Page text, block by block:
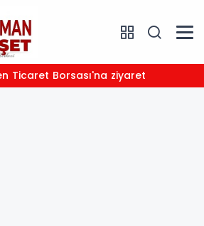
Ticaret Borsası'na ziyaret